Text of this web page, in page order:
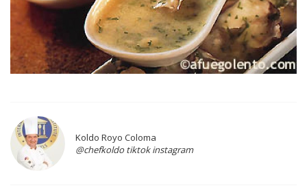
Koldo Royo Coloma
@chefkoldo tiktok instagram